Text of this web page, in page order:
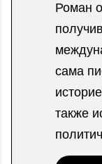
Роман
сама
также